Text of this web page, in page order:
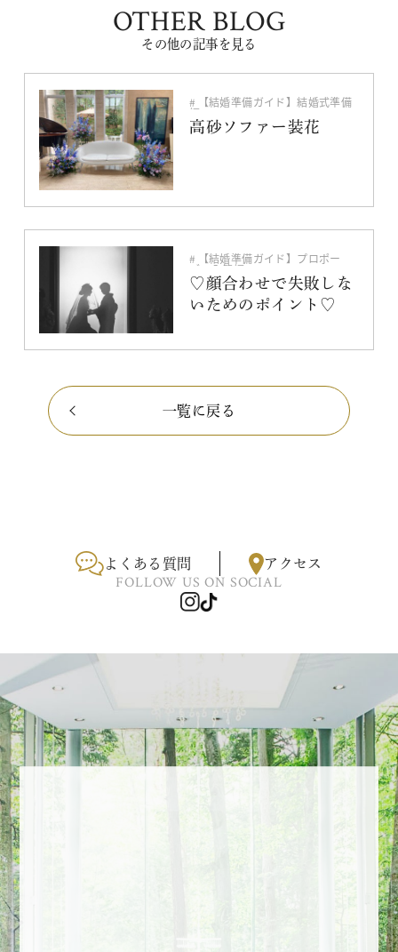
OTHER BLOG
その他の記事を見る
【結婚準備ガイド】結婚式準備
編
ウェルカムスペース・テーブル
コーディネート・装花
高砂ソファー装花
【結婚準備ガイド】プロポー
ズ〜入籍編
結納
♡顔合わせで失敗しな
いためのポイント♡
一覧に戻る
よくある質問 アクセス
FOLLOW US ON SOCIAL